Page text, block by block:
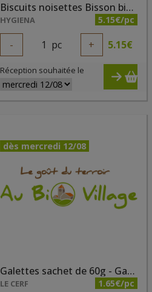
Biscuits noisettes Bisson bio 300g
HYGIENA 5.15€/pc
- 1 pc + 5.15€
Réception souhaitée le
dès mercredi 12/08
Galettes sachet de 60g - Galettes de Violette
LE CERF 1.65€/pc